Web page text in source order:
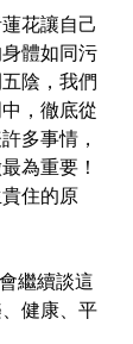
花讓自己
體如同污
陰，我們
，徹底從
多事情，
為重要！
住的原
繼續談這
健康、平